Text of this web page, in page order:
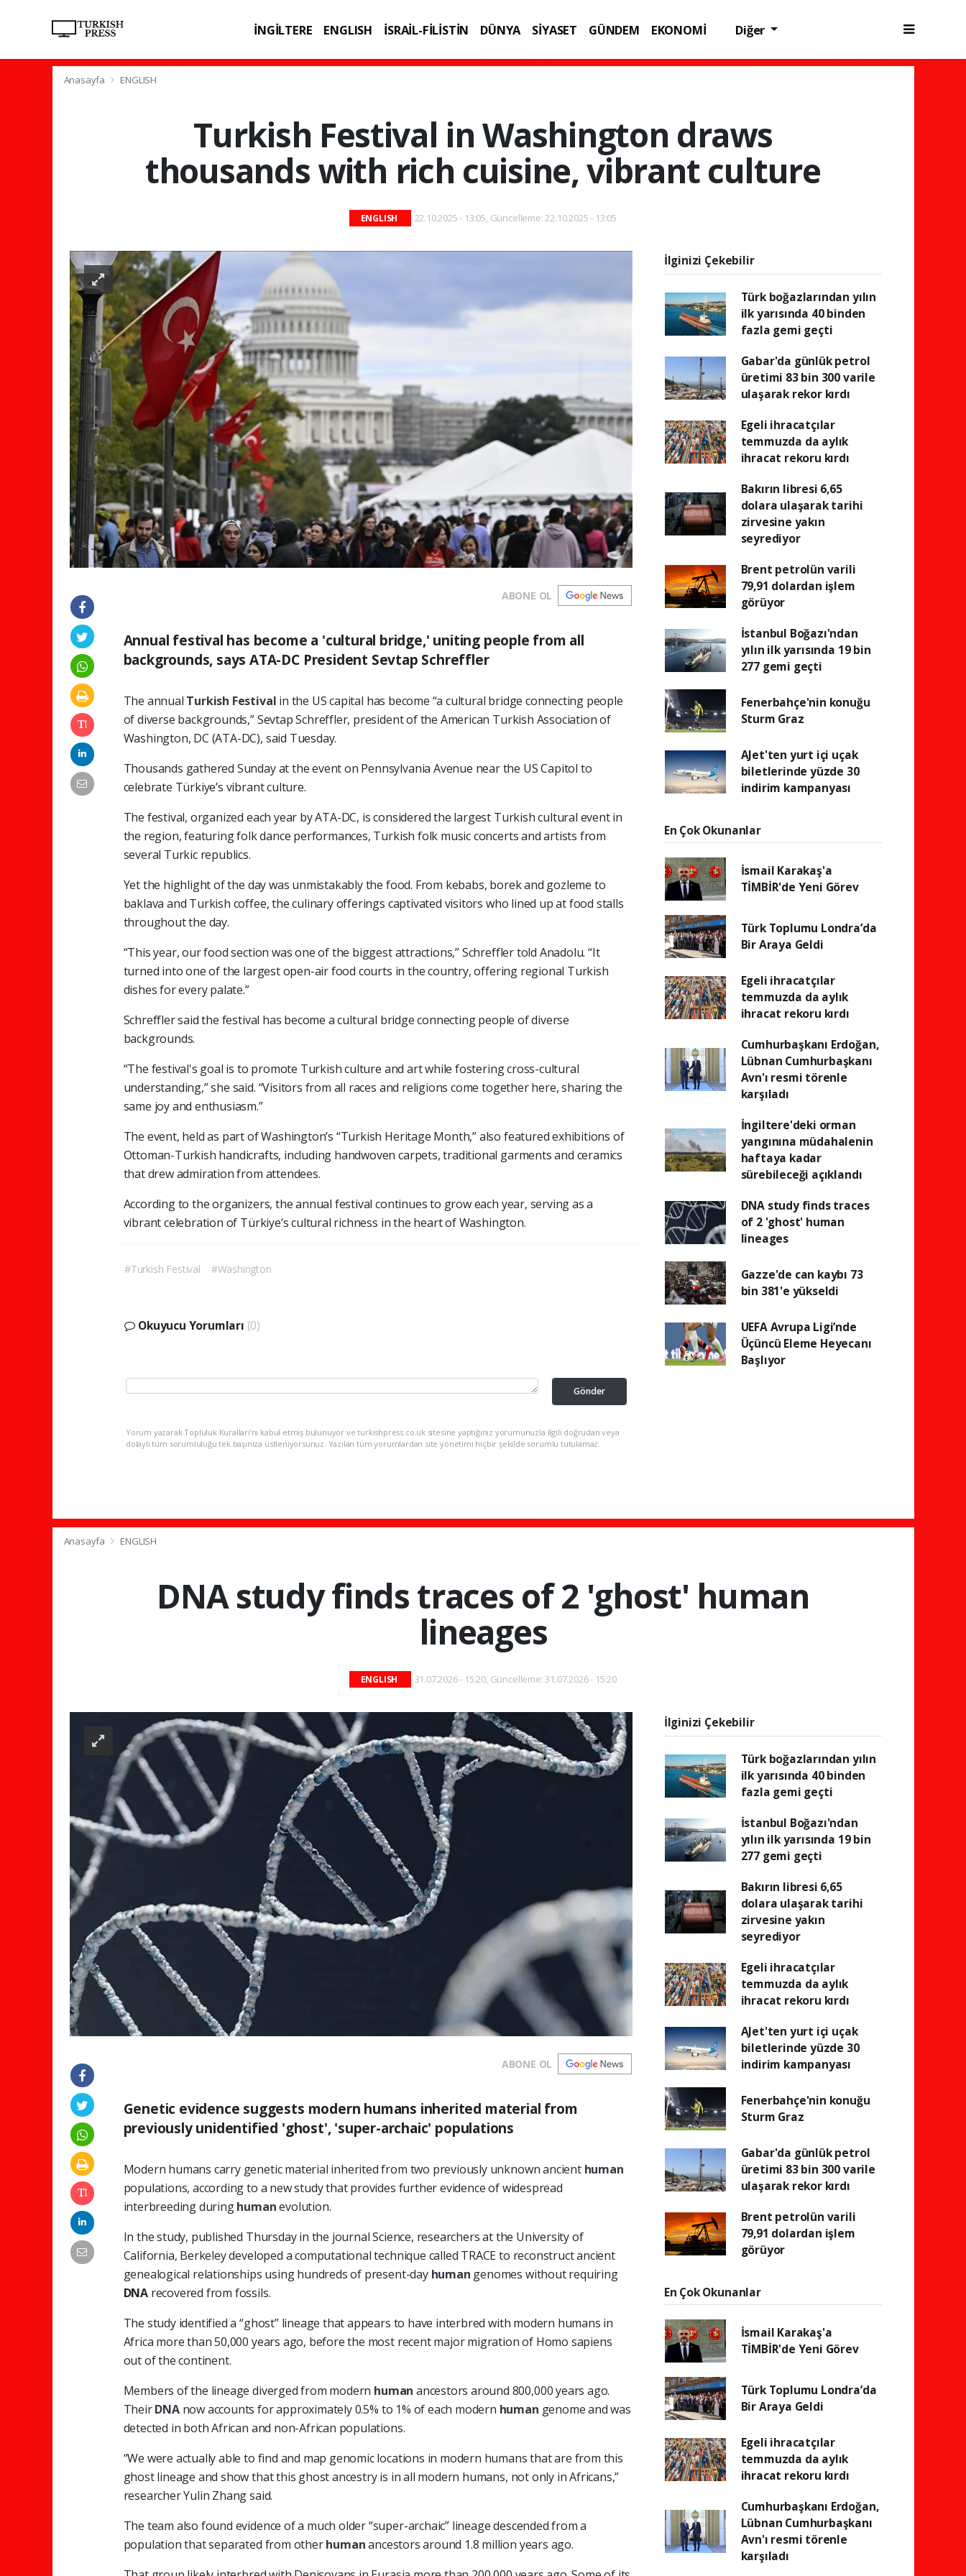
İNGİLTERE ENGLISH İSRAİL-FİLİSTİN DÜNYA SİYASET GÜNDEM
EKONOMİ
Diğer
Anasayfa ENGLISH
Turkish Festival in Washington draws
thousands with rich cuisine, vibrant culture
ENGLISH 22.10.2025 - 13:05, Güncelleme: 22.10.2025 - 13:05
ABONE OL
Annual festival has become a 'cultural bridge,' uniting people from all
backgrounds, says ATA-DC President Sevtap Schreffler
The annual Turkish Festival in the US capital has become “a cultural bridge connecting people
of diverse backgrounds,” Sevtap Schreffler, president of the American Turkish Association of
Washington, DC (ATA-DC), said Tuesday.
Thousands gathered Sunday at the event on Pennsylvania Avenue near the US Capitol to
celebrate Türkiye’s vibrant culture.
The festival, organized each year by ATA-DC, is considered the largest Turkish cultural event in
the region, featuring folk dance performances, Turkish folk music concerts and artists from
several Turkic republics.
Yet the highlight of the day was unmistakably the food. From kebabs, borek and gozleme to
baklava and Turkish coffee, the culinary offerings captivated visitors who lined up at food stalls
throughout the day.
“This year, our food section was one of the biggest attractions,” Schreffler told Anadolu. “It
turned into one of the largest open-air food courts in the country, offering regional Turkish
dishes for every palate.”
Schreffler said the festival has become a cultural bridge connecting people of diverse
backgrounds.
“The festival's goal is to promote Turkish culture and art while fostering cross-cultural
understanding,” she said. “Visitors from all races and religions come together here, sharing the
same joy and enthusiasm.”
The event, held as part of Washington’s “Turkish Heritage Month,” also featured exhibitions of
Ottoman-Turkish handicrafts, including handwoven carpets, traditional garments and ceramics
that drew admiration from attendees.
According to the organizers, the annual festival continues to grow each year, serving as a
vibrant celebration of Türkiye’s cultural richness in the heart of Washington.
#Turkish Festival #Washington
Okuyucu Yorumları (0)
Gönder
Yorum yazarak Topluluk Kuralları’nı kabul etmiş bulunuyor ve turkishpress.co.uk sitesine yaptığınız yorumunuzla ilgili doğrudan veya
dolaylı tüm sorumluluğu tek başınıza üstleniyorsunuz. Yazılan tüm yorumlardan site yönetimi hiçbir şekilde sorumlu tutulamaz.
İlginizi Çekebilir
Türk boğazlarından yılın
ilk yarısında 40 binden
fazla gemi geçti
Gabar'da günlük petrol
üretimi 83 bin 300 varile
ulaşarak rekor kırdı
Egeli ihracatçılar
temmuzda da aylık
ihracat rekoru kırdı
Bakırın libresi 6,65
dolara ulaşarak tarihi
zirvesine yakın
seyrediyor
Brent petrolün varili
79,91 dolardan işlem
görüyor
İstanbul Boğazı'ndan
yılın ilk yarısında 19 bin
277 gemi geçti
Fenerbahçe'nin konuğu
Sturm Graz
AJet'ten yurt içi uçak
biletlerinde yüzde 30
indirim kampanyası
En Çok Okunanlar
İsmail Karakaş'a
TİMBİR'de Yeni Görev
Türk Toplumu Londra’da
Bir Araya Geldi
Egeli ihracatçılar
temmuzda da aylık
ihracat rekoru kırdı
Cumhurbaşkanı Erdoğan,
Lübnan Cumhurbaşkanı
Avn'ı resmi törenle
karşıladı
İngiltere'deki orman
yangınına müdahalenin
haftaya kadar
sürebileceği açıklandı
DNA study finds traces
of 2 'ghost' human
lineages
Gazze'de can kaybı 73
bin 381'e yükseldi
UEFA Avrupa Ligi’nde
Üçüncü Eleme Heyecanı
Başlıyor
Anasayfa ENGLISH
DNA study finds traces of 2 'ghost' human
lineages
ENGLISH 31.07.2026 - 15:20, Güncelleme: 31.07.2026 - 15:20
ABONE OL
Genetic evidence suggests modern humans inherited material from
previously unidentified 'ghost', 'super-archaic' populations
Modern humans carry genetic material inherited from two previously unknown ancient human
populations, according to a new study that provides further evidence of widespread
interbreeding duringhumanevolution.
In the study, published Thursday in the journal Science, researchers at the University of
California, Berkeley developed a computational technique called TRACE to reconstruct ancient
genealogical relationships using hundreds of present-day human genomes without requiring
DNArecovered from fossils.
The study identified a “ghost” lineage that appears to have interbred with modern humans in
Africa more than 50,000 years ago, before the most recent major migration of Homo sapiens
out of the continent.
Members of the lineage diverged from modern human ancestors around 800,000 years ago.
TheirDNA now accounts for approximately 0.5% to 1% of each modern human genome and was
detected in both African and non-African populations.
“We were actually able to find and map genomic locations in modern humans that are from this
ghost lineage and show that this ghost ancestry is in all modern humans, not only in Africans,”
researcher Yulin Zhang said.
The team also found evidence of a much older “super-archaic” lineage descended from a
population that separated from otherhumanancestors around 1.8 million years ago.
İlginizi Çekebilir
Türk boğazlarından yılın
ilk yarısında 40 binden
fazla gemi geçti
İstanbul Boğazı'ndan
yılın ilk yarısında 19 bin
277 gemi geçti
Bakırın libresi 6,65
dolara ulaşarak tarihi
zirvesine yakın
seyrediyor
Egeli ihracatçılar
temmuzda da aylık
ihracat rekoru kırdı
AJet'ten yurt içi uçak
biletlerinde yüzde 30
indirim kampanyası
Fenerbahçe'nin konuğu
Sturm Graz
Gabar'da günlük petrol
üretimi 83 bin 300 varile
ulaşarak rekor kırdı
Brent petrolün varili
79,91 dolardan işlem
görüyor
En Çok Okunanlar
İsmail Karakaş'a
TİMBİR'de Yeni Görev
Türk Toplumu Londra’da
Bir Araya Geldi
Egeli ihracatçılar
temmuzda da aylık
ihracat rekoru kırdı
Cumhurbaşkanı Erdoğan,
Lübnan Cumhurbaşkanı
Avn'ı resmi törenle
karşıladı